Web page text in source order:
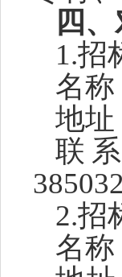
四
1.招
名称
地
联
2.招
名称